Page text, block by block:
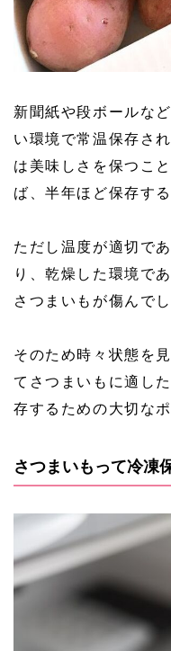
新聞紙や段ボールな
い環境で常温保存さ
は美味しさを保つこ
ば、半年ほど保存す
ただし温度が適切で
り、乾燥した環境で
さつまいもが傷んで
そのため時々状態を
てさつまいもに適し
存するための大切な
さつまいもって冷凍